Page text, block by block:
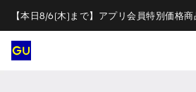
【本日8/6(木)まで】アプリ会員特別価格